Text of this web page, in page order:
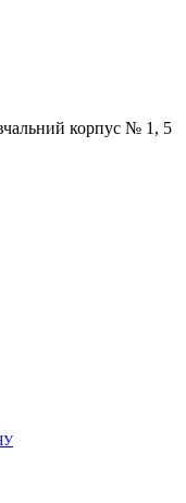
корпус № 1, 5